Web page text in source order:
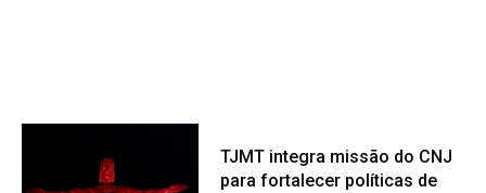
TJMT integra missão do CNJ
para fortalecer políticas de